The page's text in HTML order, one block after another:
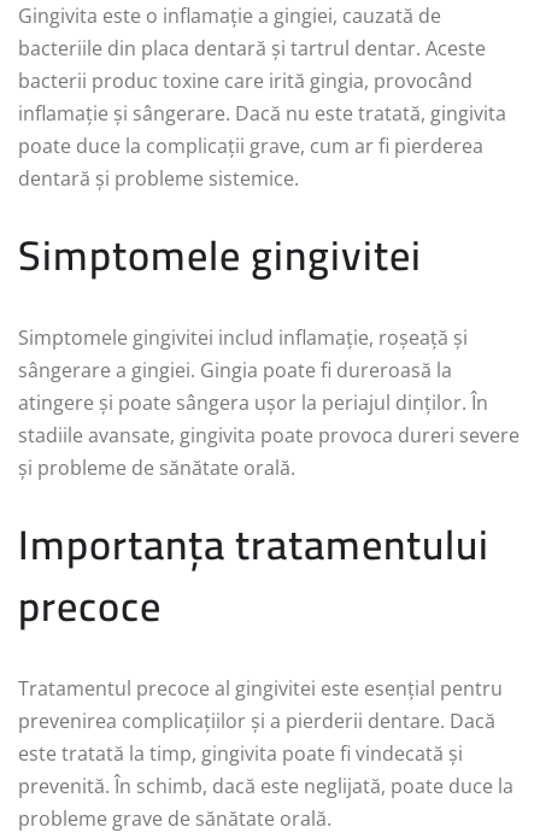
Gingivita este o inflamație a gingiei, cauzată de
bacteriile din placa dentară și tartrul dentar. Aceste
bacterii produc toxine care irită gingia, provocând
inflamație și sângerare. Dacă nu este tratată, gingivita
poate duce la complicații grave, cum ar fi pierderea
dentară și probleme sistemice.
Simptomele gingivitei
Simptomele gingivitei includ inflamație, roșeață și
sângerare a gingiei. Gingia poate fi dureroasă la
atingere și poate sângera ușor la periajul dinților. În
stadiile avansate, gingivita poate provoca dureri severe
și probleme de sănătate orală.
Importanța tratamentului
precoce
Tratamentul precoce al gingivitei este esențial pentru
prevenirea complicațiilor și a pierderii dentare. Dacă
este tratată la timp, gingivita poate fi vindecată și
prevenită. În schimb, dacă este neglijată, poate duce la
probleme grave de sănătate orală.